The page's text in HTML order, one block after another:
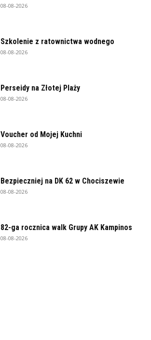
08-08-2026
Szkolenie z ratownictwa wodnego
08-08-2026
Perseidy na Złotej Plaży
08-08-2026
Voucher od Mojej Kuchni
08-08-2026
Bezpieczniej na DK 62 w Chociszewie
08-08-2026
82-ga rocznica walk Grupy AK Kampinos
08-08-2026